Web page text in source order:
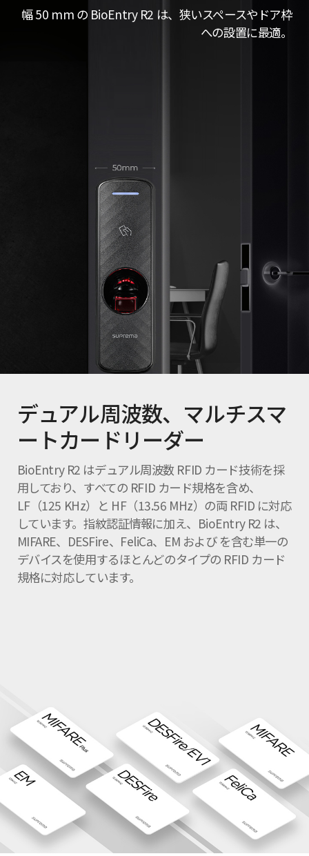
幅 50 mm の BioEntry R2 は、狭いスペースやドア枠
への設置に最適。
デュアル周波数、マルチスマ
ートカードリーダー
BioEntry R2 はデュアル周波数 RFID カード技術を採
用しており、すべての RFID カード規格を含め、
LF（125 KHz）と HF（13.56 MHz）の両 RFID に対応
しています。指紋認証情報に加え、BioEntry R2 は、
MIFARE、DESFire、FeliCa、EM および を含む単一の
デバイスを使用するほとんどのタイプの RFID カード
規格に対応しています。